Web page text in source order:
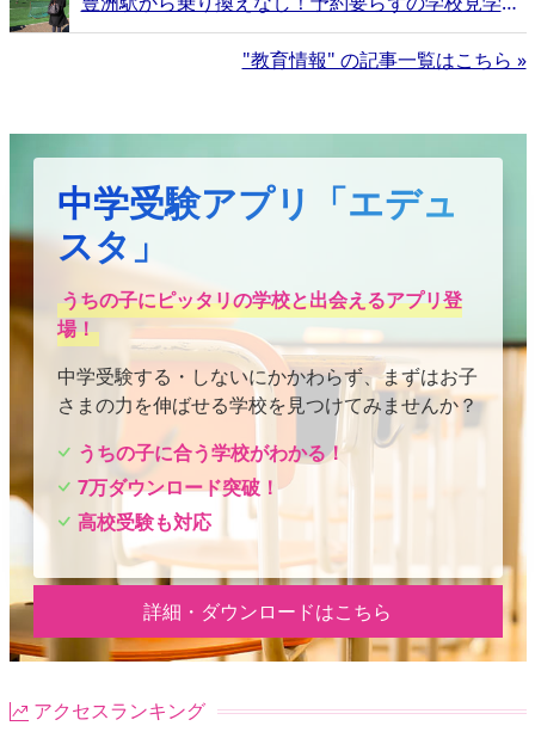
"教育情報" の記事一覧はこちら »
中学受験アプリ「エデュ
スタ」
うちの子にピッタリの学校と出会えるアプリ登
場！
中学受験する・しないにかかわらず、まずはお子
さまの力を伸ばせる学校を見つけてみませんか？
うちの子に合う学校がわかる！
7万ダウンロード突破！
高校受験も対応
詳細・ダウンロードはこちら
アクセスランキング